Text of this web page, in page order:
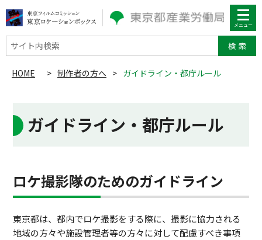
サイト内検索
HOME > 制作者の方へ > ガイドライン・都庁ルール
ガイドライン・都庁ルール
ロケ撮影隊のためのガイドライン
東京都は、都内でロケ撮影をする際に、撮影に協力される
地域の方々や施設管理者等の方々に対して配慮すべき事項